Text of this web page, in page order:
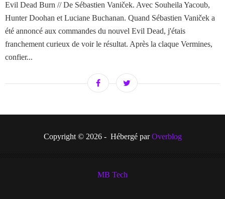
Evil Dead Burn // De Sébastien Vaniček. Avec Souheila Yacoub,
Hunter Doohan et Luciane Buchanan. Quand Sébastien Vaniček a
été annoncé aux commandes du nouvel Evil Dead, j'étais
franchement curieux de voir le résultat. Après la claque Vermines,
confier...
Copyright © 2026 - Hébergé parOverblog
MB Tech